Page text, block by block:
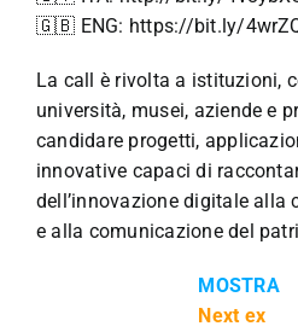
🇬🇧 ENG: https://bit.ly/
La call è rivolta a istituzioni,
università, musei, aziende e
candidare progetti,
innovative capaci di
dell’innovazione digitale alla
e alla comunicazione del
MOSTRA
Next ex